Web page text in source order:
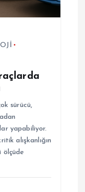
sürücü,
yapabiliyor.
alışkanlığın
ölçüde